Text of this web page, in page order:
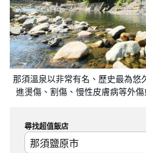
那須溫泉以非常有名、歷史最為悠
進燙傷、割傷、慢性皮膚病等外